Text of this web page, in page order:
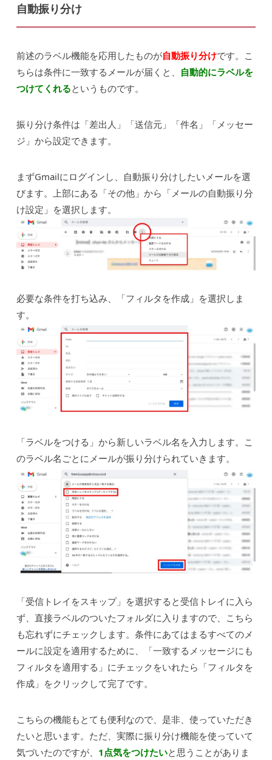
自動振り分け
前述のラベル機能を応用したものが自動振り分けです。こ
ちらは条件に一致するメールが届くと、
自動的にラベルを
つけてくれるというものです。
振り分け条件は「差出人」「送信元」「件名」「メッセー
ジ」から設定できます。
まずGmailにログインし、自動振り分けしたいメールを選
びます。上部にある「その他」から「メールの自動振り分
け設定」を選択します。
必要な条件を打ち込み、「フィルタを作成」を選択しま
す。
「ラベルをつける」から新しいラベル名を入力します。こ
のラベル名ごとにメールが振り分けられていきます。
「受信トレイをスキップ」を選択すると受信トレイに入ら
ず、直接ラベルのついたフォルダに入りますので、こちら
も忘れずにチェックします。条件にあてはまるすべてのメ
ールに設定を適用するために、「一致するメッセージにも
フィルタを適用する」にチェックをいれたら「フィルタを
作成」をクリックして完了です。
こちらの機能もとても便利なので、是非、使っていただき
たいと思います。ただ、実際に振り分け機能を使っていて
気づいたのですが、 1点気をつけたいと思うことがありま